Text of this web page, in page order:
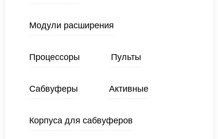
Модули расширения
Процессоры Пульты
Сабвуферы Активные
Корпуса для сабвуферов